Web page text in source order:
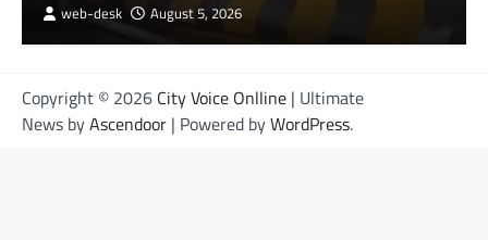
web-desk August 5, 2026
Copyright © 2026 City Voice Onlline | Ultimate
News byAscendoor | Powered byWordPress.